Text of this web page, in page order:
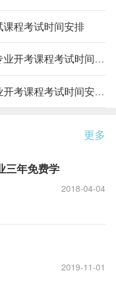
程考试时间安排
2018年广东清远自学考试各专业开考课程考试时间安排的通知
2018年广东省广州自考各专业开考课程考试时间安排的通知
更多
三年免费学
2018-04-04
2019-11-01